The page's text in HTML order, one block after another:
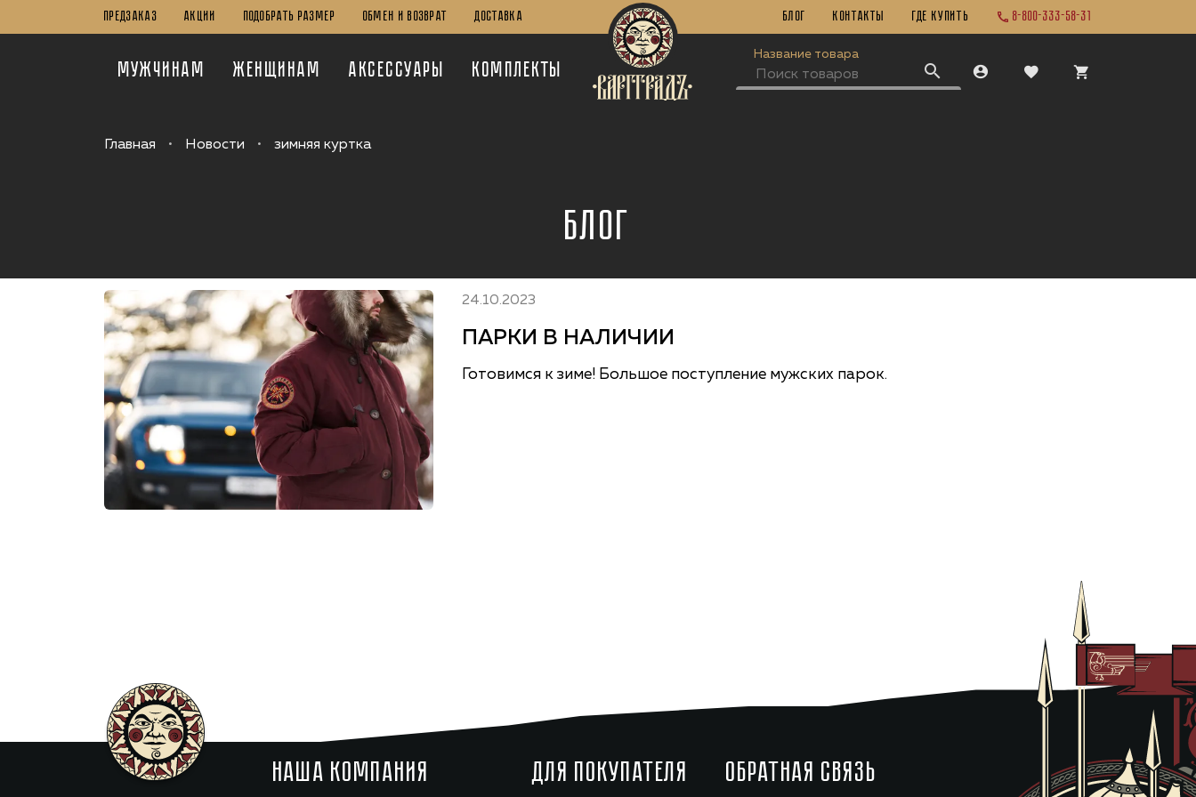
ПРЕДЗАКАЗ Акции Подобрать Размер Обмен И Возврат Доставка Блог Контакты ГДЕ КУПИТЬ 8-800-333-58-31
Мужчинам Женщинам Аксессуары Комплекты
Название товара
Главная Новости зимняя куртка
Блог
ПАРКИ В НАЛИЧИИ
Готовимся к зиме! Большое поступление мужских парок.
24.10.2023
НАША КОМПАНИЯ ДЛЯ ПОКУПАТЕЛЯ ОБРАТНАЯ СВЯЗЬ